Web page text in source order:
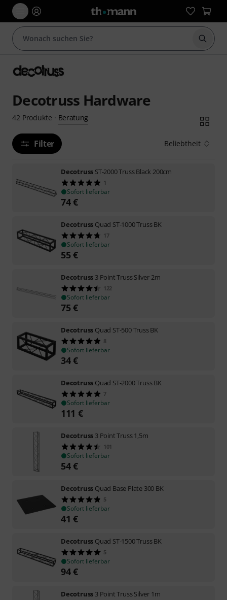
Suche
Decotruss Hardware
42 Produkte · Beratung
Filter Beliebtheit
Decotruss ST-2000 Truss Black 200cm
1
Sofort lieferbar
74€
Decotruss Quad ST-1000 Truss BK
17
Sofort lieferbar
55€
Decotruss 3 Point Truss Silver 2m
122
Sofort lieferbar
75€
Decotruss Quad ST-500 Truss BK
8
Sofort lieferbar
34€
Decotruss Quad ST-2000 Truss BK
7
Sofort lieferbar
111 €
Decotruss 3 Point Truss 1,5m
101
Sofort lieferbar
54€
Decotruss Quad Base Plate 300 BK
5
Sofort lieferbar
41 €
Decotruss Quad ST-1500 Truss BK
5
Sofort lieferbar
94€
Decotruss 3 Point Truss Silver 1m